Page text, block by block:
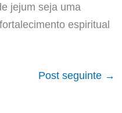
jejum seja uma
espiritual
Post seguinte →